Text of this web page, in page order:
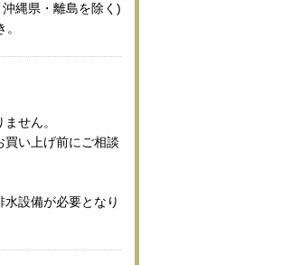
縄県・離島を除く)
せん。
買い上げ前にご相談
設備が必要となり